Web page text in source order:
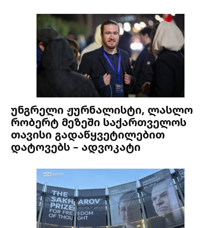
უნგრელი ჟურნალისტი, ლასლო
რობერტ მეზეში საქართველოს
თავისი გადაწყვეტილებით
დატოვებს – ადვოკატი